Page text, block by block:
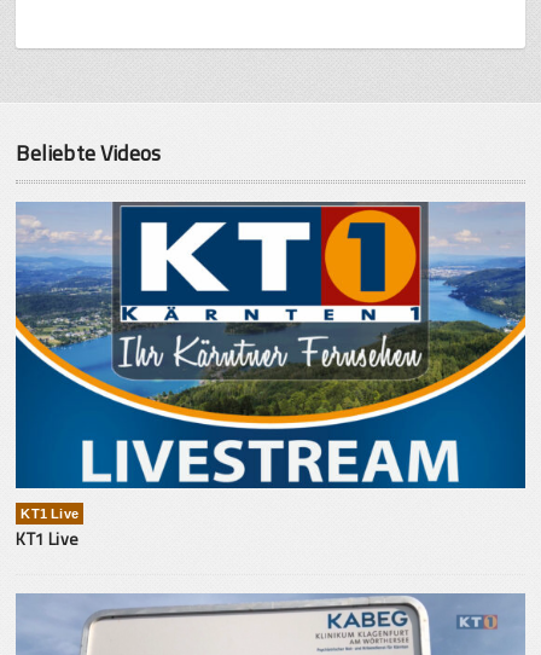
Beliebte Videos
KT1 Live
KT1 Live